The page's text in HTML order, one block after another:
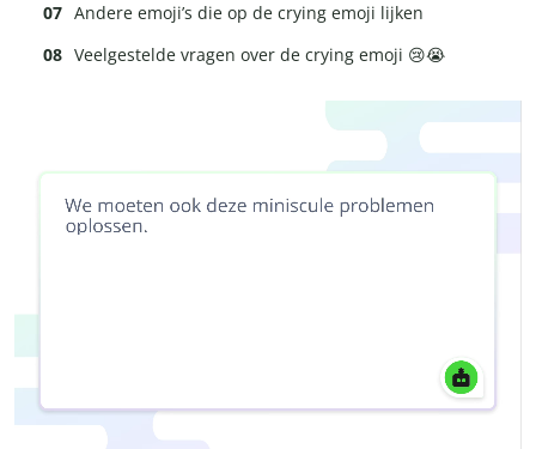
Andere emoji’s die op de crying emoji lijken
Veelgestelde vragen over de crying emoji 😢😭